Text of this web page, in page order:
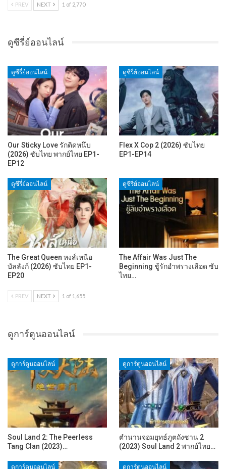
PREV NEXT 1 of 2,770
ดูซีรี่ย์ออนไลน์
ดูซีรี่ย์ออนไลน์
Our Sticky Love รักติดหนึบ
(2026) ซับไทย พากย์ไทย EP1-
EP12
ดูซีรี่ย์ออนไลน์
Flex X Cop 2 (2026) ซับไทย
EP1-EP14
ดูซีรี่ย์ออนไลน์
The Great Queen หงส์เหนือ
บัลลังก์ (2026) ซับไทย EP1-
EP20
ดูซีรี่ย์ออนไลน์
The Affair Was Just The
Beginning ชู้รักอำพรางเลือด ซับ
ไทย…
PREV NEXT 1 of 1,655
ดูการ์ตูนออนไลน์
ดูการ์ตูนออนไลน์
Soul Land 2: The Peerless
Tang Clan (2023)…
ดูการ์ตูนออนไลน์
ตำนานจอมยุทธ์ภูตถังซาน 2
(2023) Soul Land 2 พากย์ไทย…
ดูการ์ตูนออนไลน์ ดูการ์ตูนออนไลน์